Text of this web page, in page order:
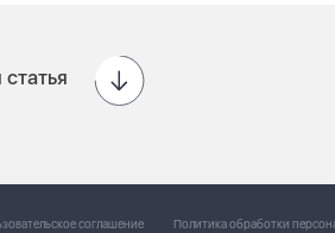
соглашение Политика обработки